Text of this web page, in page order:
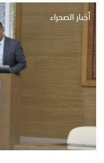
أخبار الصحراء